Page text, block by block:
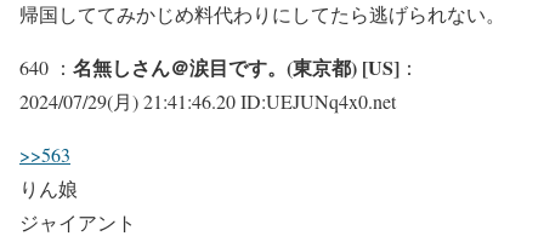
帰国しててみかじめ料代わりにしてたら逃げられない。
640 ： 名無しさん＠涙目です。(東京都) [US] ：
2024/07/29(月) 21:41:46.20 ID:UEJUNq4x0.net
>>563
りん娘
ジャイアント